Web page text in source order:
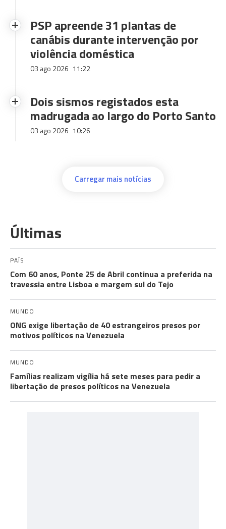
PSP apreende 31 plantas de
canábis durante intervenção por
violência doméstica
03 ago 2026 11:22
Dois sismos registados esta
madrugada ao largo do Porto Santo
03 ago 2026 10:26
Carregar mais notícias
Últimas
PAÍS
Com 60 anos, Ponte 25 de Abril continua a preferida na
travessia entre Lisboa e margem sul do Tejo
MUNDO
ONG exige libertação de 40 estrangeiros presos por
motivos políticos na Venezuela
MUNDO
Famílias realizam vigília há sete meses para pedir a
libertação de presos políticos na Venezuela